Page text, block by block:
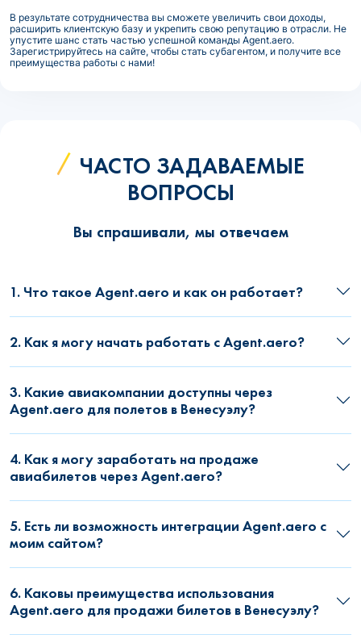
В результате сотрудничества вы сможете увеличить свои доходы,
расширить клиентскую базу и укрепить свою репутацию в отрасли. Не
упустите шанс стать частью успешной команды Agent.aero.
Зарегистрируйтесь на сайте, чтобы стать субагентом, и получите все
преимущества работы с нами!
ЧАСТО ЗАДАВАЕМЫЕ
ВОПРОСЫ
Вы спрашивали, мы отвечаем
1. Что такое Agent.aero и как он работает?
2. Как я могу начать работать с Agent.aero?
3. Какие авиакомпании доступны через
Agent.aero для полетов в Венесуэлу?
4. Как я могу заработать на продаже
авиабилетов через Agent.aero?
5. Есть ли возможность интеграции Agent.aero с
моим сайтом?
6. Каковы преимущества использования
Agent.aero для продажи билетов в Венесуэлу?